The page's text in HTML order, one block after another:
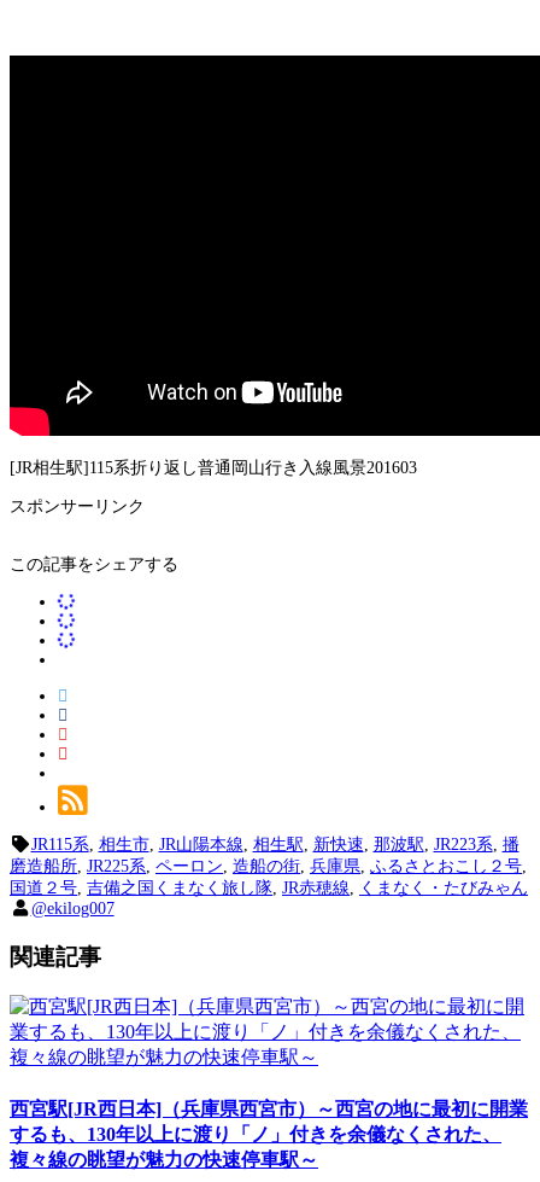
[JR相生駅]115系折り返し普通岡山行き入線風景201603
スポンサーリンク
この記事をシェアする
JR115系 相生市, JR山陽本線 相生駅 新快速 那波駅 JR223系 播
磨造船所 JR225系 ペーロン 造船の街 兵庫県 ふるさとおこし２号
国道２号 吉備之国くまなく旅し隊 JR赤穂線
くまなく・たびみゃん
@ekilog007
関連記事
西宮駅[JR西日本]（兵庫県西宮市）～西宮の地に最初に開業
するも、130年以上に渡り「ノ」付きを余儀なくされた、
複々線の眺望が魅力の快速停車駅～